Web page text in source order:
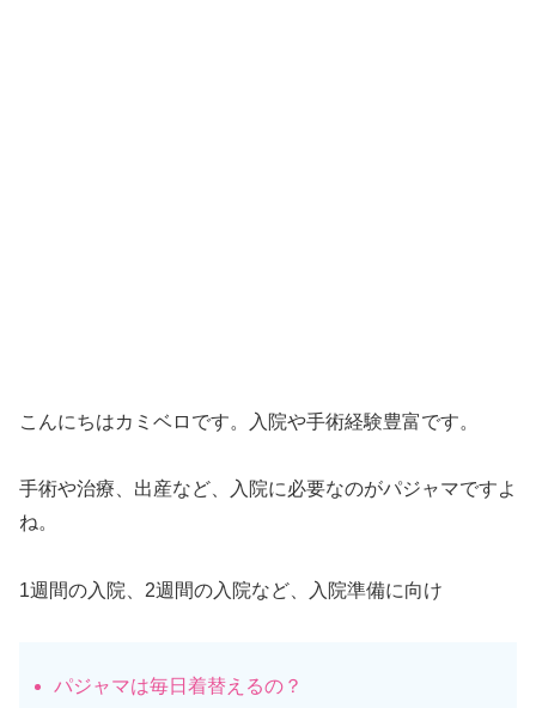
こんにちはカミベロです。入院や手術経験豊富です。
手術や治療、出産など、入院に必要なのがパジャマですよ
ね。
1週間の入院、2週間の入院など、入院準備に向け
パジャマは毎日着替えるの？